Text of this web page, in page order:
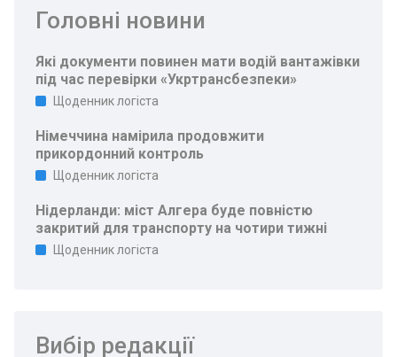
Головні новини
Які документи повинен мати водій вантажівки
під час перевірки «Укртрансбезпеки»
Щоденник логіста
Німеччина намірила продовжити
прикордонний контроль
Щоденник логіста
Нідерланди: міст Алгера буде повністю
закритий для транспорту на чотири тижні
Щоденник логіста
Вибір редакції